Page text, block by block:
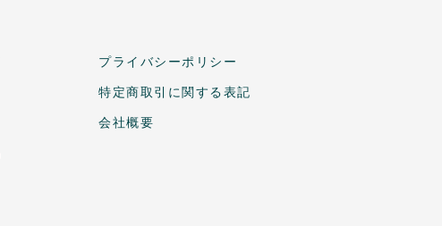
プライバシーポリシー
特定商取引に関する表記
会社概要